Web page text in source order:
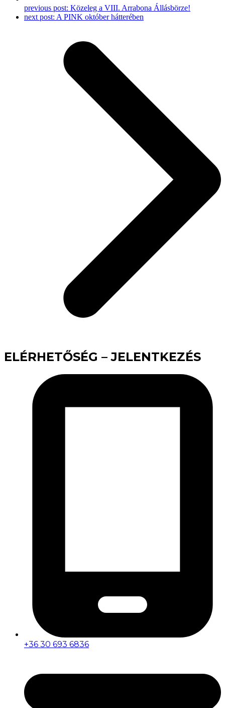
previous post: Közeleg a VIII. Arrabona Állásbörze!
next post: A PINK október hátterében
ELÉRHETŐSÉG – JELENTKEZÉS
+36 30 693 6836